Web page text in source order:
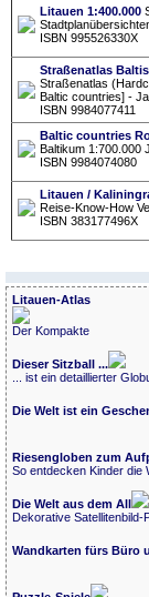
Litauen 1:400.000
ISBN 995526330X
Straßenatlas
Straßenatlas
Baltic countries] -
ISBN 9984077411
Baltic countries
Baltikum 1:700.000
ISBN 9984074080
Litauen /
Reise-Know-How
ISBN 383177496X
Litauen-Atlas
Der Kompakte
Dieser Sitzball ...
... ist ein detaillierter
Die Welt ist ein
Riesengloben zum
So entdecken Kinder die
Die Welt aus dem All
Dekorative
Wandkarten fürs Büro